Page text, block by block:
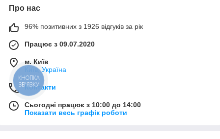
Про нас
96% позитивних з 1926 відгуків за рік
Працює з 09.07.2020
м. Київ
Київ, Україна
Контакти
Сьогодні працює з 10:00 до 14:00
Показати весь графік роботи
КНОПКА
ЗВ'ЯЗКУ